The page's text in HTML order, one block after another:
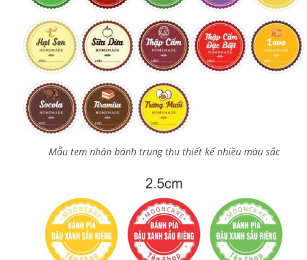
Mẫu tem nhân bánh trung thu thiết kế nhiều màu sắc